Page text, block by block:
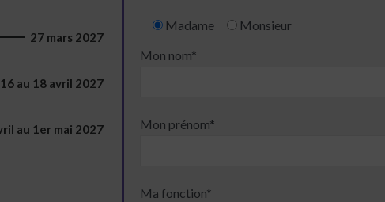
27 mars 2027
au 18 avril 2027
au 1er mai 2027
Madame
Monsieur
Mon nom*
Mon prénom*
Ma fonction*